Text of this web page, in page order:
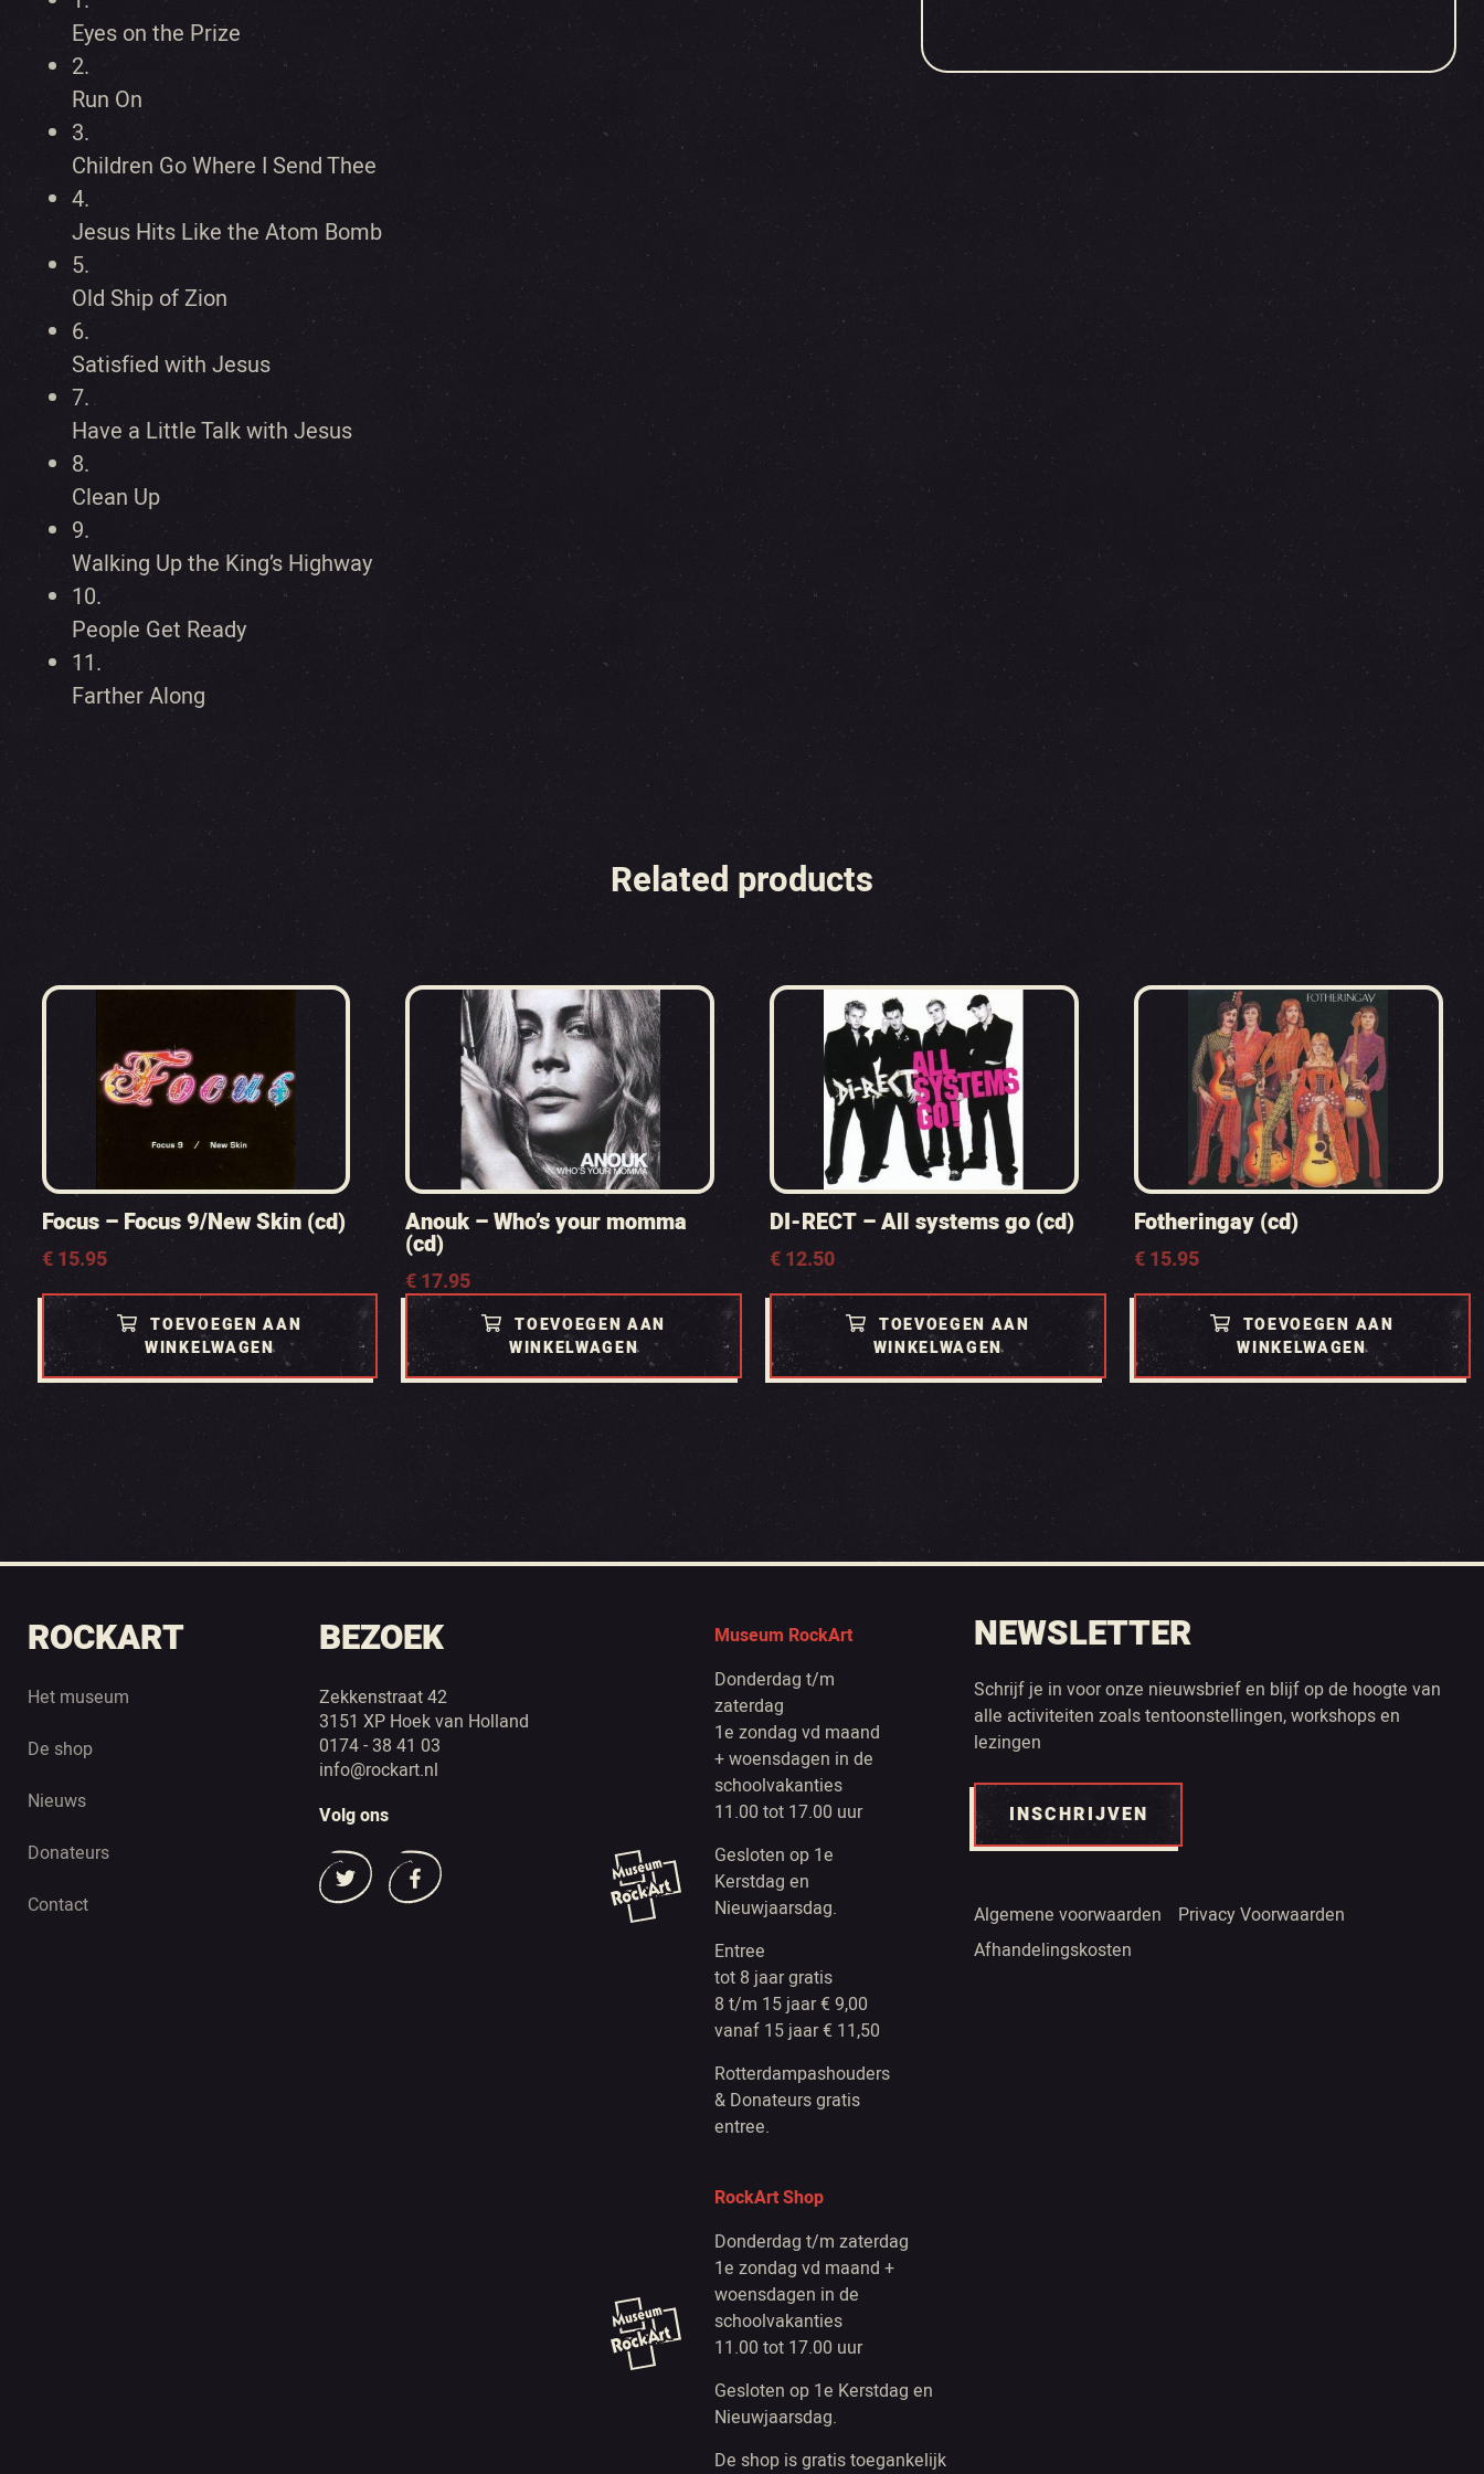
Eyes on the Prize
2.
Run On
3.
Children Go Where I Send Thee
4.
Jesus Hits Like the Atom Bomb
5.
Old Ship of Zion
6.
Satisfied with Jesus
7.
Have a Little Talk with Jesus
8.
Clean Up
9.
Walking Up the King’s Highway
10.
People Get Ready
11.
Farther Along
Related products
Focus – Focus 9/New Skin (cd)
€15.95
TOEVOEGEN AAN
WINKELWAGEN
Anouk – Who’s your momma
(cd)
€17.95
TOEVOEGEN AAN
WINKELWAGEN
DI-RECT – All systems go (cd)
€12.50
TOEVOEGEN AAN
WINKELWAGEN
Fotheringay (cd)
€15.95
TOEVOEGEN AAN
WINKELWAGEN
ROCKART
Het museum
De shop
Nieuws
Donateurs
Contact
BEZOEK
Zekkenstraat 42
3151 XP Hoek van Holland
0174 - 38 41 03
info@rockart.nl
Volg ons
Museum RockArt
Donderdag t/m
zaterdag
1e zondag vd maand
+ woensdagen in de
schoolvakanties
11.00 tot 17.00 uur
Gesloten op 1e
Kerstdag en
Nieuwjaarsdag.
Entree
tot 8 jaar gratis
8 t/m 15 jaar € 9,00
vanaf 15 jaar € 11,50
Rotterdampashouders
& Donateurs gratis
entree.
RockArt Shop
Donderdag t/m zaterdag
1e zondag vd maand +
woensdagen in de
schoolvakanties
11.00 tot 17.00 uur
Gesloten op 1e Kerstdag en
Nieuwjaarsdag.
De shop is gratis toegankelijk
NEWSLETTER
Schrijf je in voor onze nieuwsbrief en blijf op de hoogte van
alle activiteiten zoals tentoonstellingen, workshops en
lezingen
INSCHRIJVEN
Algemene voorwaarden
Privacy Voorwaarden
Afhandelingskosten